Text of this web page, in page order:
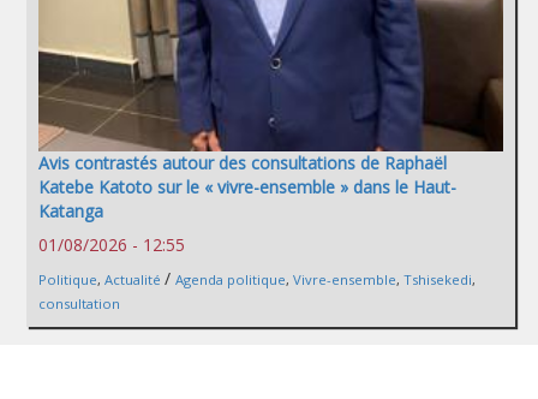
Avis contrastés autour des consultations de Raphaël
Katebe Katoto sur le « vivre-ensemble » dans le Haut-
Katanga
01/08/2026 - 12:55
Politique, Actualité / Agenda politique, Vivre-ensemble, Tshisekedi,
consultation